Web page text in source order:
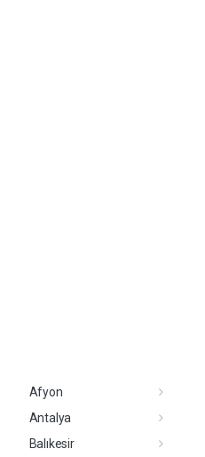
Afyon
Antalya
Balıkesir